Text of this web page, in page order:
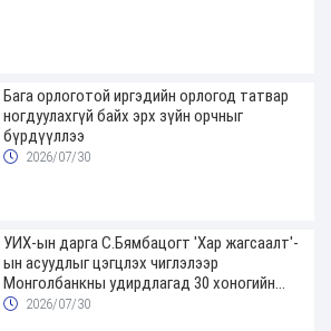
Бага орлоготой иргэдийн орлогод татвар
ногдуулахгүй байх эрх зүйн орчныг
бүрдүүллээ
2026/07/30
УИХ-ын дарга С.Бямбацогт 'Хар жагсаалт'-
ын асуудлыг цэгцлэх чиглэлээр
Монголбанкны удирдлагад 30 хоногийн
хугацаатай үүрэг өглөө
2026/07/30